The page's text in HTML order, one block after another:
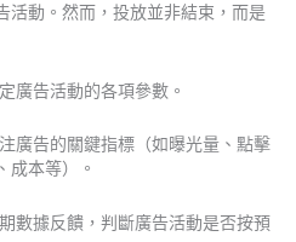
活動。然而，投放並非結束，而是
廣告活動的各項參數。
廣告的關鍵指標（如曝光量、點擊
成本等）。
數據反饋，判斷廣告活動是否按預